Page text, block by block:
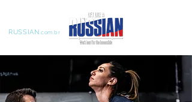
RUSSIAN.com.br